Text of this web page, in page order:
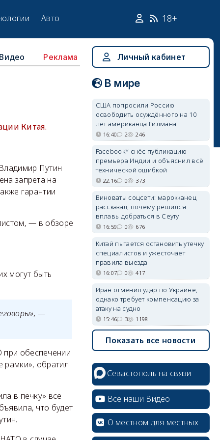
Авто 18+
Видео Реклама
Китая.
Путин
запрета на
гарантии
— в обзоре
могут быть
—
обеспечении
рамки», обратил
в печку» все
что будет
Личный кабинет
В мире
США попросили Россию
освободить осуждённого на 10
лет американца Гилмана
16:40 2 246
Facebook* снёс публикацию
премьера Индии и объяснил всё
технической ошибкой
22:16 0 373
Виноваты соцсети: марокканец
рассказал, почему решился
вплавь добраться в Сеуту
16:59 0 676
Китай пытается остановить утечку
специалистов и ужесточает
правила выезда
16:07 0 417
Иран отменил удар по Украине,
однако требует компенсацию за
атаку на судно
15:46 3 1198
Показать все новости
Севастополь на связи
Все наши Видео
О местном для местных